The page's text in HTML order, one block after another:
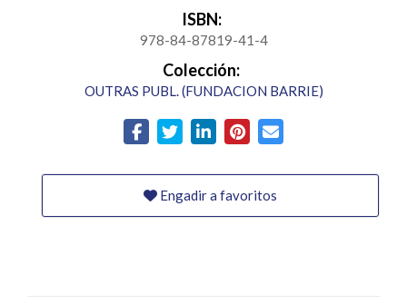
ISBN:
978-84-87819-41-4
Colección:
OUTRAS PUBL. (FUNDACION BARRIE)
Engadir a favoritos